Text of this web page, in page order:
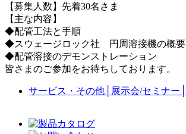
【募集人数】先着30名さま
【主な内容】
◆配管工法と手順
◆スウェージロック社 円周溶接機の概要
◆配管溶接のデモンストレーション
皆さまのご参加をお待ちしております。
サービス・その他 展示会/セミナー